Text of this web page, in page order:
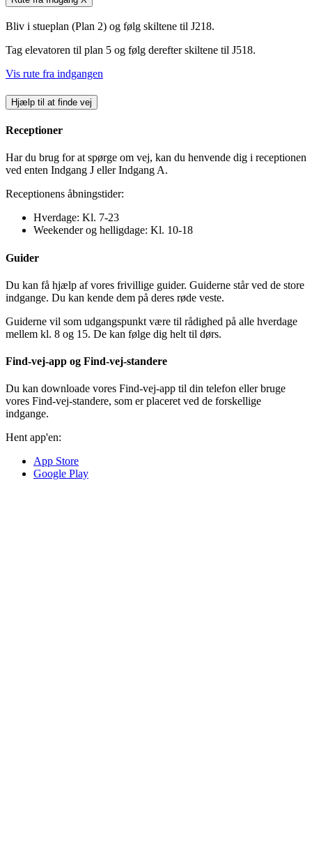
Bliv i stueplan (Plan 2) og følg skiltene til J218.
Tag elevatoren til plan 5 og følg derefter skiltene til J518.
Vis rute fra indgangen
Hjælp til at finde vej
Receptioner
Har du brug for at spørge om vej, kan du henvende dig i receptionen
ved enten Indgang J eller Indgang A.
Receptionens åbningstider:
Hverdage: Kl. 7-23
Weekender og helligdage: Kl. 10-18
Guider
Du kan få hjælp af vores frivillige guider. Guiderne står ved de store
indgange. Du kan kende dem på deres røde veste.
Guiderne vil som udgangspunkt være til rådighed på alle hverdage
mellem kl. 8 og 15. De kan følge dig helt til dørs.
Find-vej-app og Find-vej-standere
Du kan downloade vores Find-vej-app til din telefon eller bruge
vores Find-vej-standere, som er placeret ved de forskellige
indgange.
Hent app'en:
App Store
Google Play